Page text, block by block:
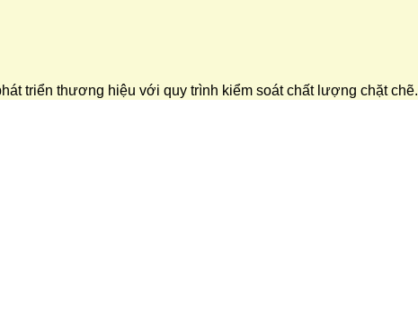
triển thương hiệu với quy trình kiểm soát chất lượng chặt chẽ.